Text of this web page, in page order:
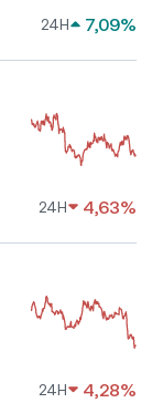
24H 7,09%
24H 4,63%
24H 4,28%